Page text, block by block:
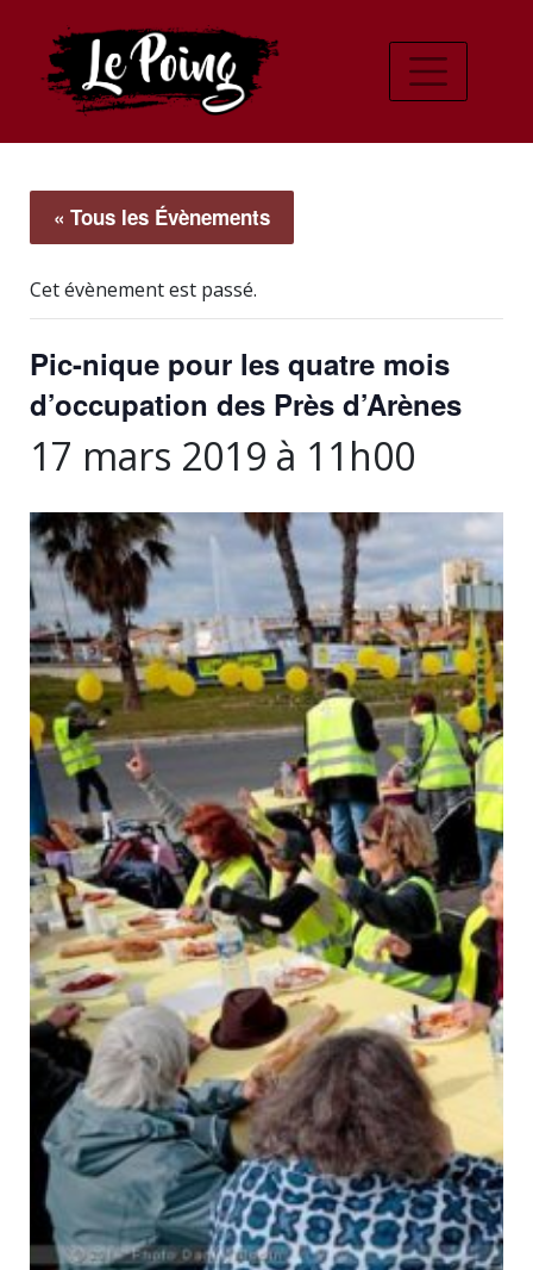
« Tous les Évènements
Cet évènement est passé.
Pic-nique pour les quatre mois
d’occupation des Près d’Arènes
17 mars 2019 à 11h00